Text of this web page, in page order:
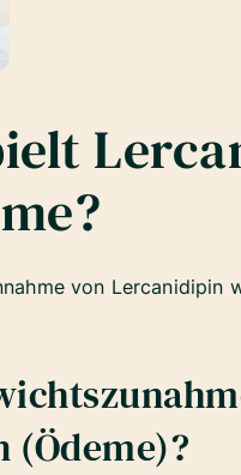
von
(Ödeme)?